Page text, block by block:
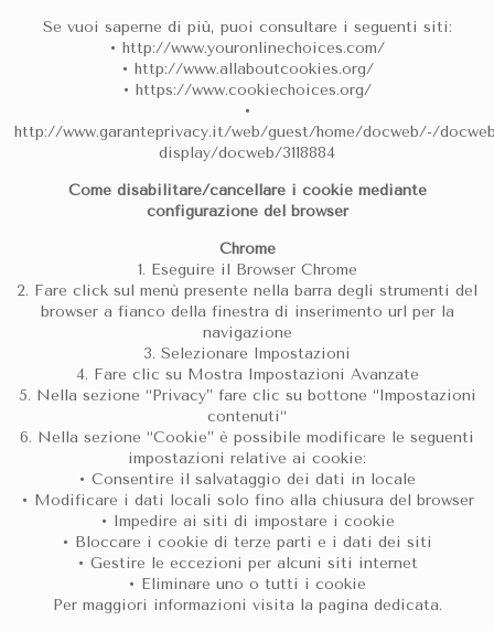
Se vuoi saperne di più, puoi consultare i seguenti siti:
• http://www.youronlinechoices.com/
• http://www.allaboutcookies.org/
• https://www.cookiechoices.org/
•
http://www.garanteprivacy.it/web/guest/home/docweb/-/
display/docweb/3118884
Come disabilitare/cancellare i cookie mediante
configurazione del browser
Chrome
1. Eseguire il Browser Chrome
2. Fare click sul menù presente nella barra degli strumenti del
browser a fianco della finestra di inserimento url per la
navigazione
3. Selezionare Impostazioni
4. Fare clic su Mostra Impostazioni Avanzate
5. Nella sezione “Privacy” fare clic su bottone “Impostazioni
contenuti“
6. Nella sezione “Cookie” è possibile modificare le seguenti
impostazioni relative ai cookie:
• Consentire il salvataggio dei dati in locale
• Modificare i dati locali solo fino alla chiusura del browser
• Impedire ai siti di impostare i cookie
• Bloccare i cookie di terze parti e i dati dei siti
• Gestire le eccezioni per alcuni siti internet
• Eliminare uno o tutti i cookie
Per maggiori informazioni visita la pagina dedicata.